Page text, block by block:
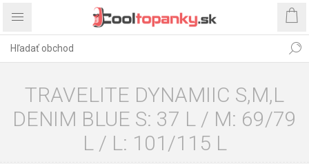
TRAVELITE DYNAMIIC S,M,L
DENIM BLUE S: 37 L / M: 69/79
L / L: 101/115 L